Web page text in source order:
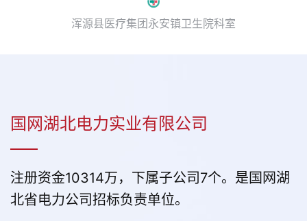
浑源县医疗集团永安镇卫生院科室
国网湖北电力实业有限公司
注册资金10314万，下属子公司7个。是国网湖
北省电力公司招标负责单位。